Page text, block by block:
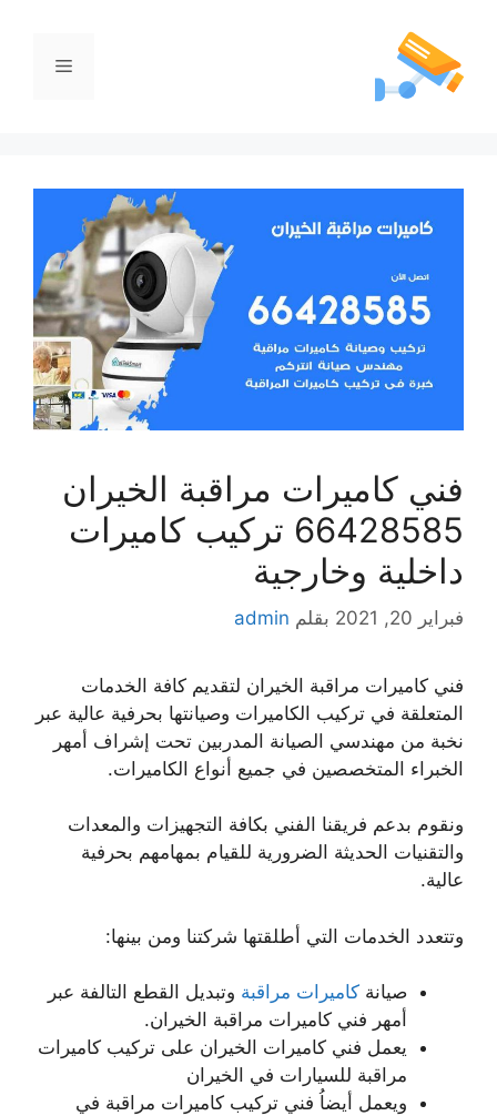
فني كاميرات مراقبة الخيران
66428585 تركيب كاميرات
داخلية وخارجية
فبراير 20, 2021 بقلم admin
فني كاميرات مراقبة الخيران لتقديم كافة الخدمات
المتعلقة في تركيب الكاميرات وصيانتها بحرفية عالية عبر
نخبة من مهندسي الصيانة المدربين تحت إشراف أمهر
الخبراء المتخصصين في جميع أنواع الكاميرات.
ونقوم بدعم فريقنا الفني بكافة التجهيزات والمعدات
والتقنيات الحديثة الضرورية للقيام بمهامهم بحرفية
عالية.
وتتعدد الخدمات التي أطلقتها شركتنا ومن بينها:
صيانة كاميرات مراقبة وتبديل القطع التالفة عبر
أمهر فني كاميرات مراقبة الخيران.
يعمل فني كاميرات الخيران على تركيب كاميرات
مراقبة للسيارات في الخيران
ويعمل أيضاُ فني تركيب كاميرات مراقبة في